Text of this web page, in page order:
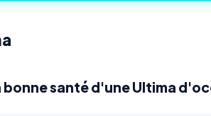
santé d'une Ultima